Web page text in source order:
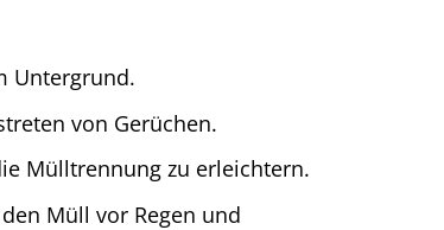
Untergrund.
von Gerüchen.
Mülltrennung zu erleichtern.
Müll vor Regen und